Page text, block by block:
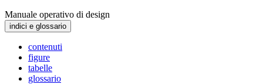
Manuale operativo di design
indici e glossario
contenuti
figure
tabelle
glossario